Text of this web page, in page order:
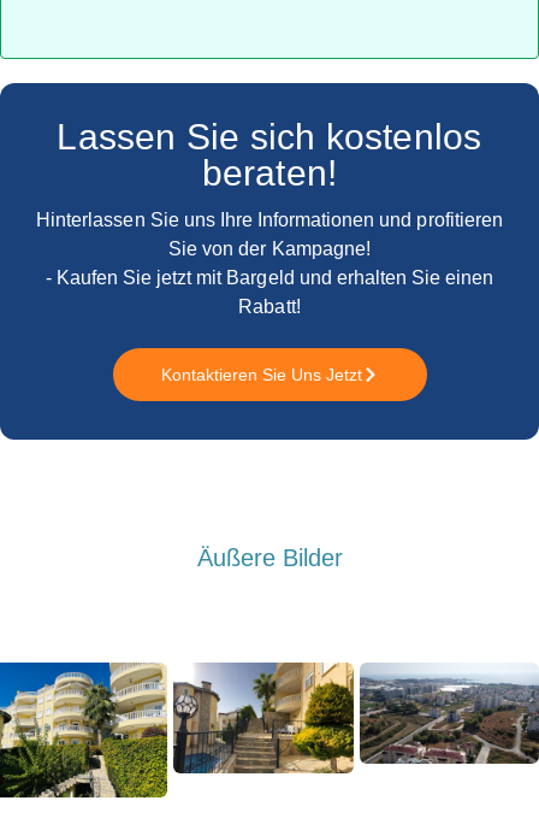
Lassen Sie sich kostenlos
beraten!
Hinterlassen Sie uns Ihre Informationen und profitieren
Sie von der Kampagne!
- Kaufen Sie jetzt mit Bargeld und erhalten Sie einen
Rabatt!
Kontaktieren Sie Uns Jetzt
Äußere Bilder